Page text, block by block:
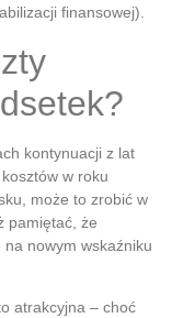
finansowej).
kontynuacji z lat
kosztów w roku
może to zrobić w
pamiętać, że
nowym wskaźniku
atrakcyjna – choć